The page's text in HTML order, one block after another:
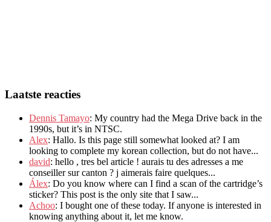
Laatste reacties
Dennis Tamayo: My country had the Mega Drive back in the
1990s, but it’s in NTSC.
Alex: Hallo. Is this page still somewhat looked at? I am
looking to complete my korean collection, but do not have...
david: hello , tres bel article ! aurais tu des adresses a me
conseiller sur canton ? j aimerais faire quelques...
Álex: Do you know where can I find a scan of the cartridge’s
sticker? This post is the only site that I saw...
Achoo: I bought one of these today. If anyone is interested in
knowing anything about it, let me know.